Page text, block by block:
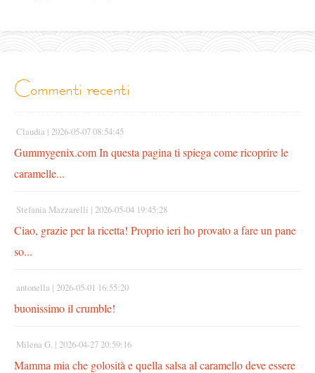
commenti recenti
Claudia | 2026-05-07 08:54:45
Gummygenix.com In questa pagina ti spiega come ricoprire le
caramelle...
Stefania Mazzarelli | 2026-05-04 19:45:28
Ciao, grazie per la ricetta! Proprio ieri ho provato a fare un pane
so...
antonella | 2026-05-01 16:55:20
buonissimo il crumble!
Milena G. | 2026-04-27 20:59:16
Mamma mia che golosità e quella salsa al caramello deve essere